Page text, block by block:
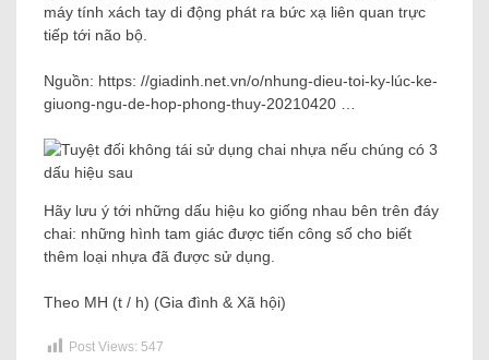
máy tính xách tay di động phát ra bức xạ liên quan trực
tiếp tới não bộ.
Nguồn: https: //giadinh.net.vn/o/nhung-dieu-toi-ky-lúc-ke-
giuong-ngu-de-hop-phong-thuy-20210420 …
Hãy lưu ý tới những dấu hiệu ko giống nhau bên trên đáy
chai: những hình tam giác được tiến công số cho biết
thêm loại nhựa đã được sử dụng.
Theo MH (t / h) (Gia đình & Xã hội)
Post Views: 547